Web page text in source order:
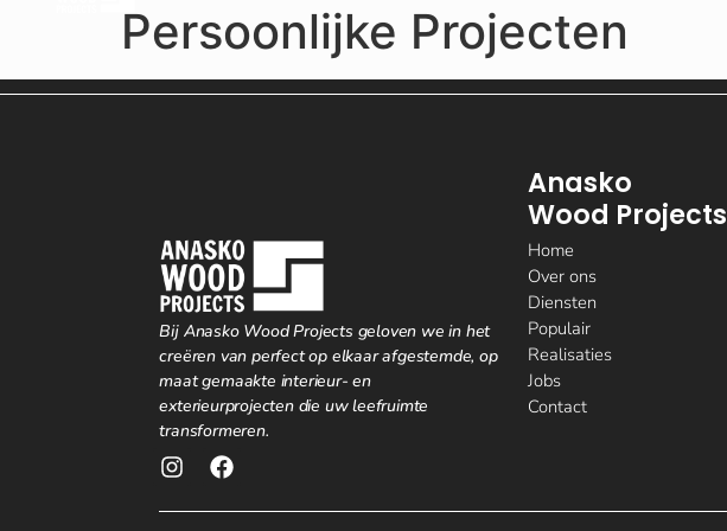
Persoonlijke Projecten
Bij Anasko Wood Projects geloven we in het
creëren van perfect op elkaar afgestemde, op
maat gemaakte interieur- en
exterieurprojecten die uw leefruimte
transformeren.
Anasko
Wood Projects
Home
Over ons
Diensten
Populair
Realisaties
Jobs
Contact